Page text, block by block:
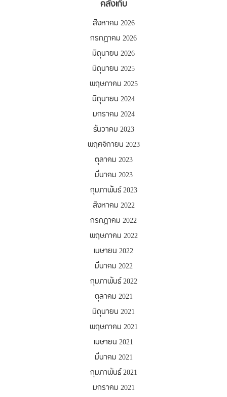
คลังเก็บ
สิงหาคม 2026
กรกฎาคม 2026
มิถุนายน 2026
มิถุนายน 2025
พฤษภาคม 2025
มิถุนายน 2024
มกราคม 2024
ธันวาคม 2023
พฤศจิกายน 2023
ตุลาคม 2023
มีนาคม 2023
กุมภาพันธ์ 2023
สิงหาคม 2022
กรกฎาคม 2022
พฤษภาคม 2022
เมษายน 2022
มีนาคม 2022
กุมภาพันธ์ 2022
ตุลาคม 2021
มิถุนายน 2021
พฤษภาคม 2021
เมษายน 2021
มีนาคม 2021
กุมภาพันธ์ 2021
มกราคม 2021